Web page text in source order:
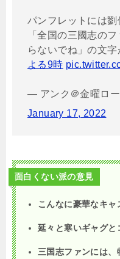
パンフレットには劉
「全国の三國志の
らないでね」の文
よる9時
— アンク＠金曜ロ
January 17, 2022
面白くない派の意見
こんなに豪華なキ
延々と寒いギャグと
三国志ファンには、